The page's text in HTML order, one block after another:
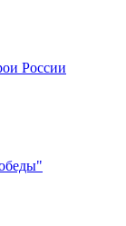
России